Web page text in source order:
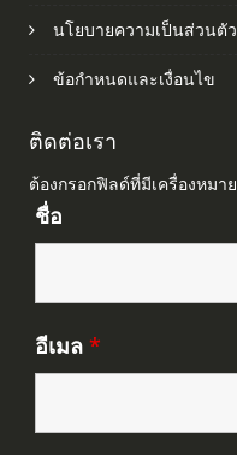
นโยบายความเป็นส่วนตัว
ข้อกำหนดและเงื่อนไข
ติดต่อเรา
ต้องกรอกฟิลด์ที่มีเครื่องหมาย
ชื่อ
อีเมล *